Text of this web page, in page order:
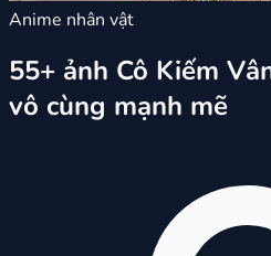
Anime nhân vật
55+ ảnh Cô Kiếm
vô cùng mạnh mẽ